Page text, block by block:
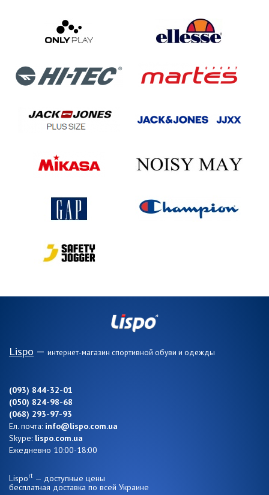
Lispo — интернет-магазин спортивной обуви и одежды
(093) 844-32-01
(050) 824-98-68
(068) 293-97-93
Ел. почта: info@lispo.com.ua
Skype: lispo.com.ua
Ежедневно 10:00-18:00
Lisport — доступные цены
бесплатная доставка по всей Украине